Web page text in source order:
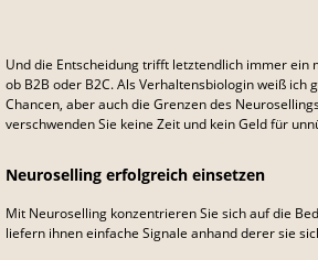
Und die Entscheidung trifft letztendlich immer ein
ob B2B oder B2C. Als Verhaltensbiologin weiß ich
Chancen, aber auch die Grenzen des
verschwenden Sie keine Zeit und kein Geld für
Neuroselling erfolgreich einsetzen
Mit Neuroselling konzentrieren Sie sich auf die
liefern ihnen einfache Signale anhand derer sie